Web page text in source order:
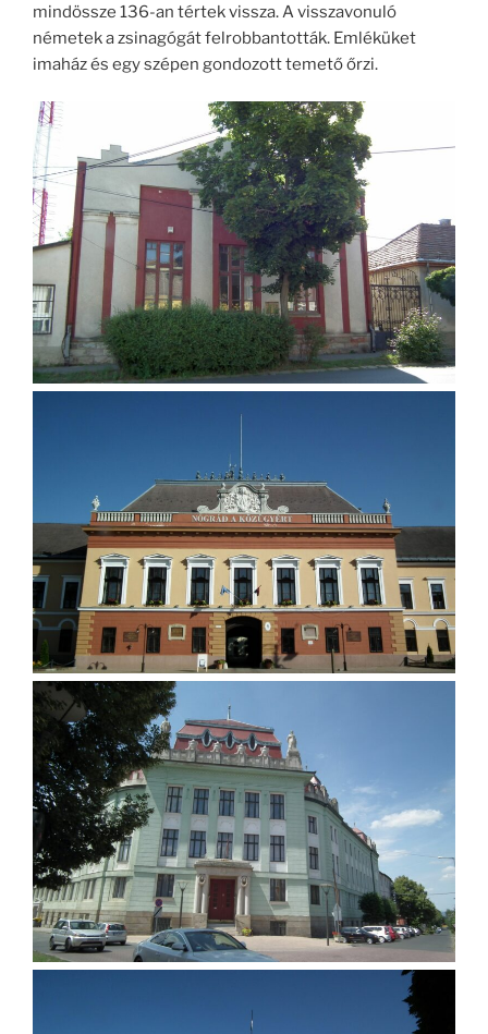
mindössze 136-an tértek vissza. A visszavonuló
németek a zsinagógát felrobbantották. Emléküket
imaház és egy szépen gondozott temető őrzi.